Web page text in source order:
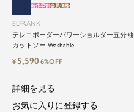
ELFRANK
テレコボーダーパワーショルダー五分袖
カットソー Washable
新作早割会員価格
¥5,5906%OFF
詳細を見る
お気に入りに登録する